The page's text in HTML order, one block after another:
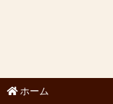
ホーム